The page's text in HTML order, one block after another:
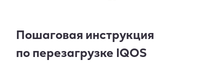
Пошаговая инструкция
по перезагрузке IQOS